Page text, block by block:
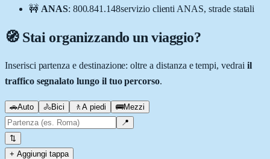
🚧 ANAS: 800.841.148servizio clienti ANAS, strade statali
🧭 Stai organizzando un viaggio?
Inserisci partenza e destinazione: oltre a distanza e tempi, vedrai il
traffico segnalato lungo il tuo percorso.
🚗Auto 🚴Bici 🚶 A piedi 🚌Mezzi
📍
⇅
+ Aggiungi tappa